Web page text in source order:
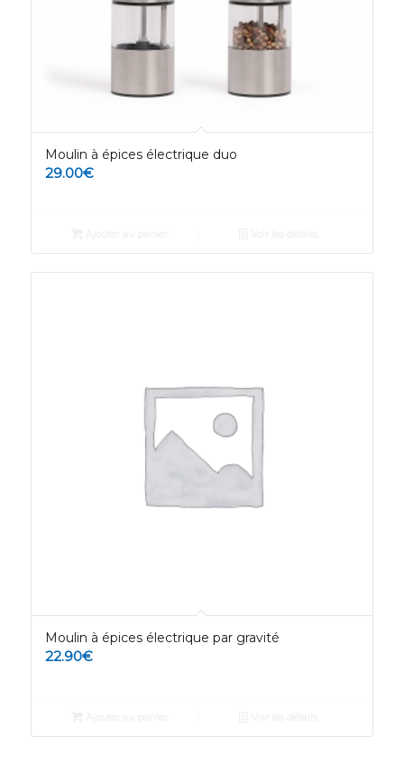
Moulin à épices électrique duo
29.00€
Moulin à épices électrique par gravité
22.90€